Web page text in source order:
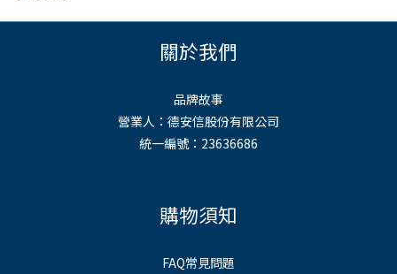
關於我們
品牌故事
營業人：德安信股份有限公司
統一編號：23636686
購物須知
FAQ常見問題